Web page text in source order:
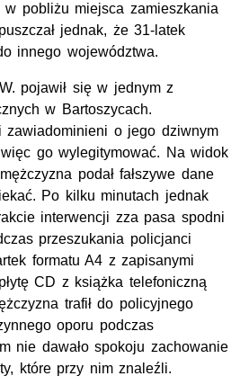
w pobliżu miejsca zamieszkania
jednak, że 31-latek
innego województwa.
pojawił się w jednym z
w Bartoszycach.
zawiadominieni o jego dziwnym
go wylegitymować. Na widok
podał fałszywe dane
Po kilku minutach jednak
interwencji zza pasa spodni
przeszukania policjanci
formatu A4 z zapisanymi
CD z książka telefoniczną
trafił do policyjnego
oporu podczas
nie dawało spokoju zachowanie
które przy nim znaleźli.